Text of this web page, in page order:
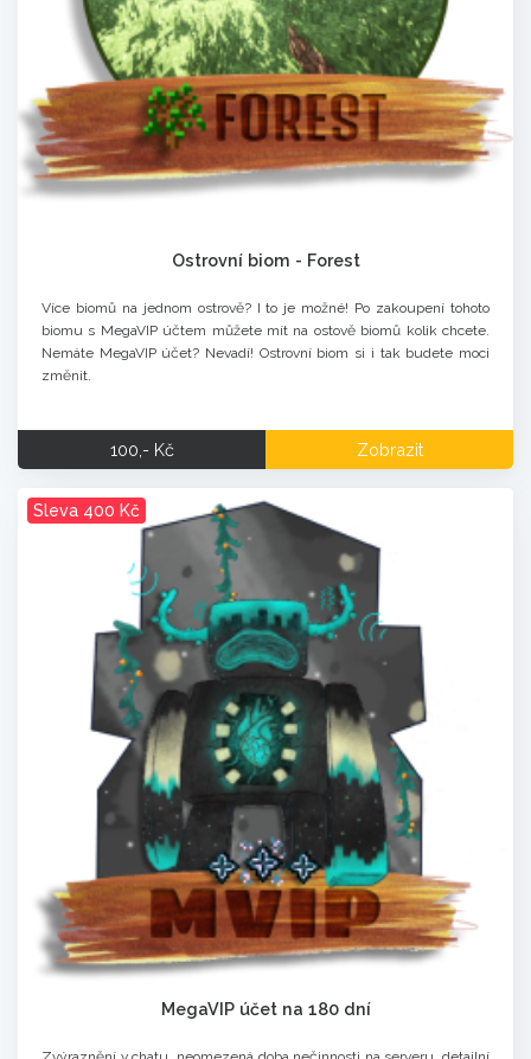
Ostrovní biom - Forest
Více biomů na jednom ostrově? I to je možné! Po zakoupení tohoto
biomu s MegaVIP účtem můžete mít na ostově biomů kolik chcete.
Nemáte MegaVIP účet? Nevadí! Ostrovní biom si i tak budete moci
změnit.
100,- Kč Zobrazit
Sleva 400 Kč
MegaVIP účet na 180 dní